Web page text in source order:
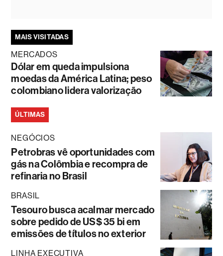
MAIS VISITADAS
MERCADOS
Dólar em queda impulsiona
moedas da América Latina; peso
colombiano lidera valorização
ÚLTIMAS
NEGÓCIOS
Petrobras vê oportunidades com
gás na Colômbia e recompra de
refinaria no Brasil
BRASIL
Tesouro busca acalmar mercado
sobre pedido de US$ 35 bi em
emissões de títulos no exterior
LINHA EXECUTIVA